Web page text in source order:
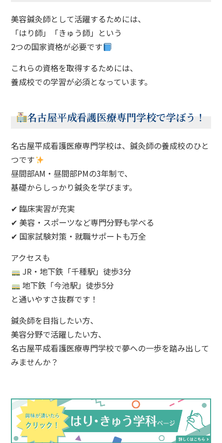
美容鍼灸師として活躍するためには、
「はり師」「きゅう師」という
2つの国家資格が必要です
これらの資格を取得するためには、
養成校での学習が必須となっています。
名古屋平成看護医療専門学校で学ぼう！
名古屋平成看護医療専門学校は、鍼灸師の養成校のひと
つです
昼間部AM・昼間部PMの3年制で、
基礎からしっかり鍼灸を学びます。
✔ 臨床実習が充実
✔ 美容・スポーツなど専門分野も学べる
✔ 国家試験対策・就職サポートも万全
アクセスも
JR・地下鉄「千種駅」徒歩3分
地下鉄「今池駅」徒歩5分
と通いやすさ抜群です！
鍼灸師を目指したい方、
美容分野で活躍したい方、
名古屋平成看護医療専門学校で夢への一歩を踏み出して
みませんか？